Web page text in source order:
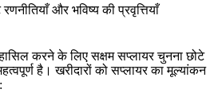
और भविष्य की प्रवृत्तियाँ
करने के लिए सक्षम सप्लायर चुनना छोटे
है। खरीदारों को सप्लायर का मूल्यांकन